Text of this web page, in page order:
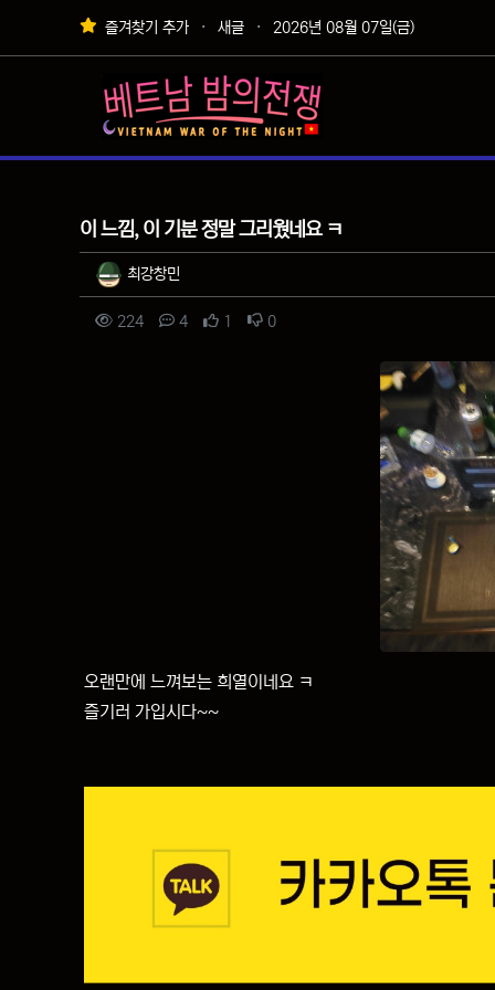
상단 네비 즐겨찾기 추가 새글 2026년 08월 07일(금)
자유게시판
이 느낌, 이 기분 정말 그리웠네요 ㅋ
작성자 정보
최강창민
컨텐츠 정보
224조회 4댓글 1 추천 0비추천
오랜만에 느껴보는 희열이네요 ㅋ
즐기러 가입시다~~